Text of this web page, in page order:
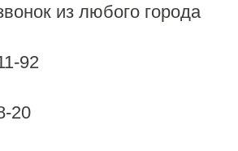
из любого города
92
20